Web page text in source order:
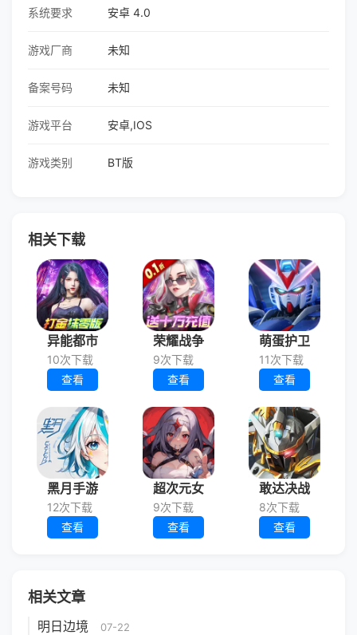
系统要求 安卓 4.0
游戏厂商 未知
备案号码 未知
游戏平台 安卓,IOS
游戏类别 BT版
相关下载
异能都市
10次下载
查看
荣耀战争
9次下载
查看
萌蛋护卫
11次下载
查看
黑月手游
12次下载
查看
超次元女
9次下载
查看
敢达决战
8次下载
查看
相关文章
明日边境 07-22